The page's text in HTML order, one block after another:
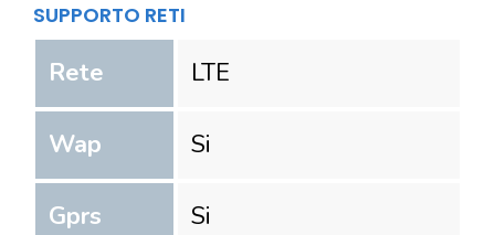
SUPPORTO RETI
Rete LTE
Wap Si
Gprs Si